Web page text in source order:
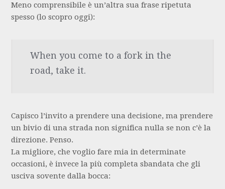
Meno comprensibile è un’altra sua frase ripetuta
spesso (lo scopro oggi):
When you come to a fork in the
road, take it.
Capisco l’invito a prendere una decisione, ma prendere
un bivio di una strada non significa nulla se non c’è la
direzione. Penso.
La migliore, che voglio fare mia in determinate
occasioni, è invece la più completa sbandata che gli
usciva sovente dalla bocca: